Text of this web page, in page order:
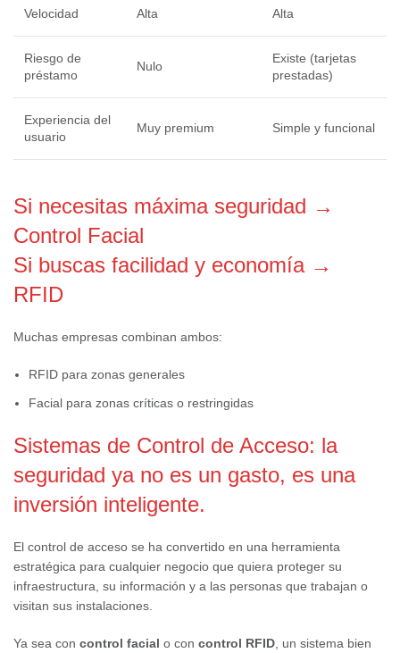
Velocidad Alta Alta
Riesgo de
préstamo
Nulo
Existe (tarjetas
prestadas)
Experiencia del
usuario
Muy premium Simple y funcional
Si necesitas máxima seguridad →
Control Facial
Si buscas facilidad y economía →
RFID
Muchas empresas combinan ambos:
RFID para zonas generales
Facial para zonas críticas o restringidas
Sistemas de Control de Acceso: la
seguridad ya no es un gasto, es una
inversión inteligente.
El control de acceso se ha convertido en una herramienta
estratégica para cualquier negocio que quiera proteger su
infraestructura, su información y a las personas que trabajan o
visitan sus instalaciones.
Ya sea con control facial o con control RFID , un sistema bien